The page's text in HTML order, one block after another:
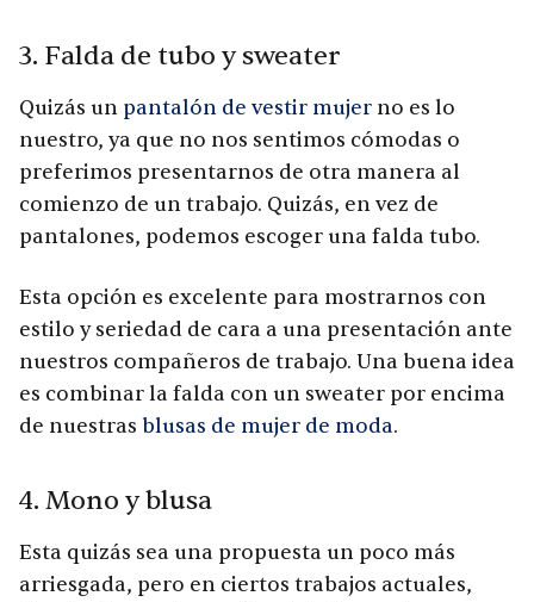
3. Falda de tubo y sweater
Quizás un pantalón de vestir mujer no es lo
nuestro, ya que no nos sentimos cómodas o
preferimos presentarnos de otra manera al
comienzo de un trabajo. Quizás, en vez de
pantalones, podemos escoger una falda tubo.
Esta opción es excelente para mostrarnos con
estilo y seriedad de cara a una presentación ante
nuestros compañeros de trabajo. Una buena idea
es combinar la falda con un sweater por encima
de nuestras blusas de mujer de moda.
4. Mono y blusa
Esta quizás sea una propuesta un poco más
arriesgada, pero en ciertos trabajos actuales,